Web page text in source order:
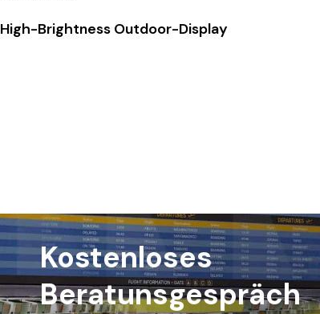
High-Brightness Outdoor-Display
Kostenloses
Beratunsgespräch